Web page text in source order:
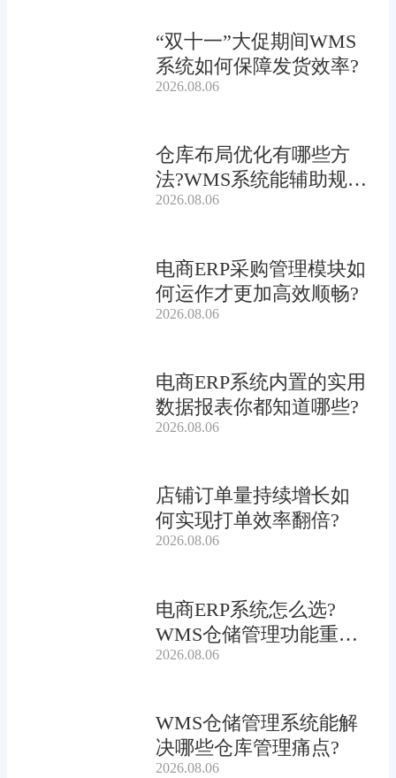
“双十一”大促期间WMS
系统如何保障发货效率?
2026.08.06
仓库布局优化有哪些方
法?WMS系统能辅助规划
吗?
2026.08.06
电商ERP采购管理模块如
何运作才更加高效顺畅?
2026.08.06
电商ERP系统内置的实用
数据报表你都知道哪些?
2026.08.06
店铺订单量持续增长如
何实现打单效率翻倍?
2026.08.06
电商ERP系统怎么选?
WMS仓储管理功能重要
吗?
2026.08.06
WMS仓储管理系统能解
决哪些仓库管理痛点?
2026.08.06